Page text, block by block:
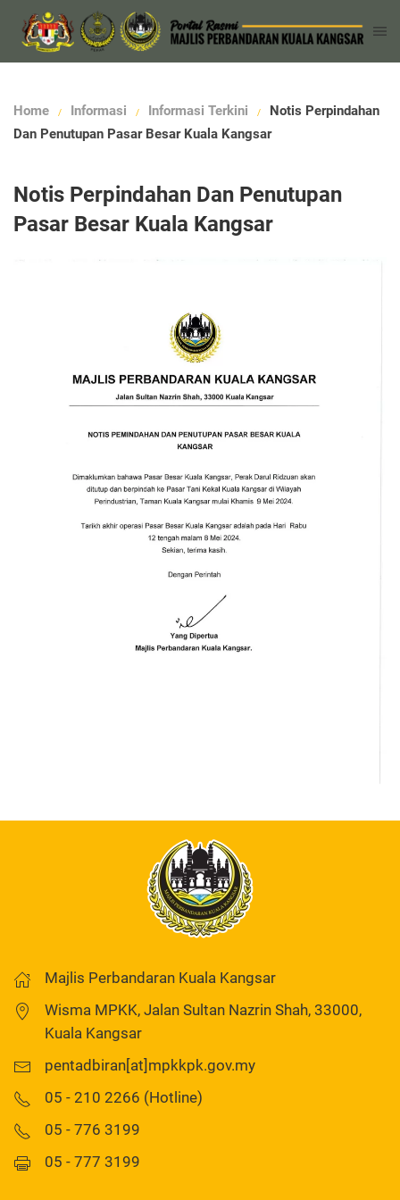
Home Informasi Informasi Terkini
Notis Perpindahan
Dan Penutupan Pasar Besar Kuala Kangsar
Notis Perpindahan Dan Penutupan
Pasar Besar Kuala Kangsar
Majlis Perbandaran Kuala Kangsar
Wisma MPKK, Jalan Sultan Nazrin Shah, 33000,
Kuala Kangsar
pentadbiran[at]mpkkpk.gov.my
05 - 210 2266 (Hotline)
05 - 776 3199
05 - 777 3199